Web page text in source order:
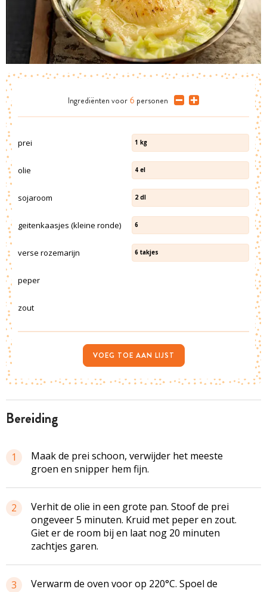
bereiding
1
Maak de prei schoon, verwijder het meeste
groen en snipper hem fijn.
2
Verhit de olie in een grote pan. Stoof de prei
ongeveer 5 minuten. Kruid met peper en zout.
Giet er de room bij en laat nog 20 minuten
zachtjes garen.
3
Verwarm de oven voor op 220°C. Spoel de
Ingrediënten voor 6 personen
prei 1 kg
olie 4 el
sojaroom 2 dl
geitenkaasjes (kleine ronde) 6
verse rozemarijn 6 takjes
peper
zout
VOEG TOE AAN LIJST